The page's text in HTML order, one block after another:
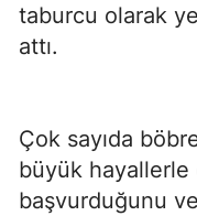
taburcu olarak
attı.
Çok sayıda
büyük
başvurduğunu